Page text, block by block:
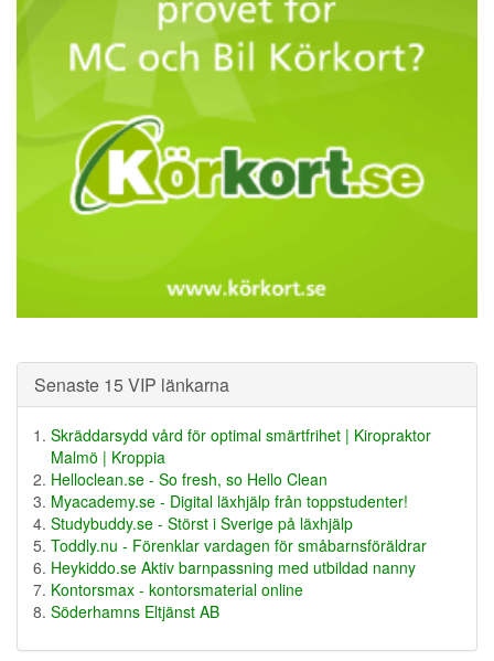
Senaste 15 VIP länkarna
Skräddarsydd vård för optimal smärtfrihet | Kiropraktor
Malmö | Kroppia
Helloclean.se - So fresh, so Hello Clean
Myacademy.se - Digital läxhjälp från toppstudenter!
Studybuddy.se - Störst i Sverige på läxhjälp
Toddly.nu - Förenklar vardagen för småbarnsföräldrar
Heykiddo.se Aktiv barnpassning med utbildad nanny
Kontorsmax - kontorsmaterial online
Söderhamns Eltjänst AB